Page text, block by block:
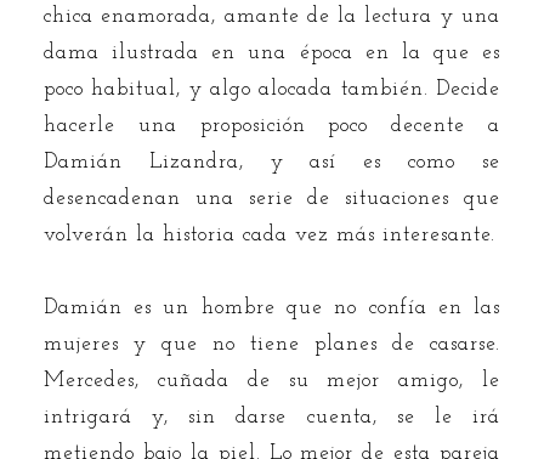
chica enamorada, amante de la lectura y una
dama ilustrada en una época en la que es
poco habitual, y algo alocada también. Decide
hacerle una proposición poco decente a
Damián Lizandra, y así es como se
desencadenan una serie de situaciones que
volverán la historia cada vez más interesante.
Damián es un hombre que no confía en las
mujeres y que no tiene planes de casarse.
Mercedes, cuñada de su mejor amigo, le
intrigará y, sin darse cuenta, se le irá
metiendo bajo la piel. Lo mejor de esta pareja